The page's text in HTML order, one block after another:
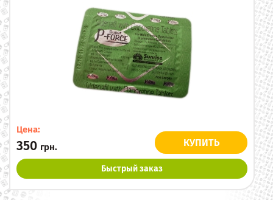
Цена:
350 грн. КУПИТЬ
Быстрый заказ